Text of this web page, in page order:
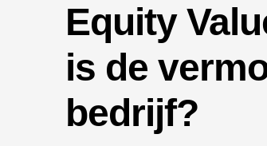
financiële
certificering
Tutorials
modellering
Equity
is de
bedrijf?